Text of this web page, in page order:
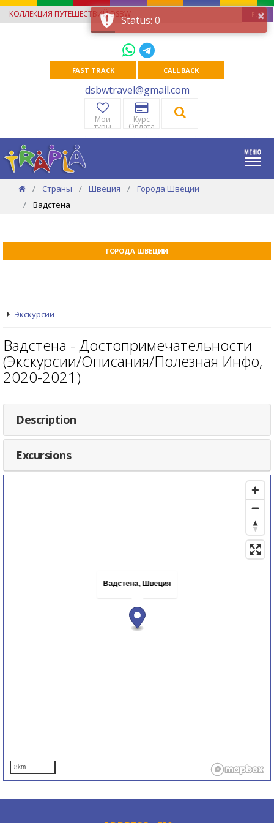
КОЛЛЕКЦИЯ ПУТЕШЕСТВИЙ DSBW EUR
FAST TRACK CALL BACK
dsbwtravel@gmail.com
Мои
туры
Курс
Оплата
Страны Швеция
Города Швеции
Вадстена
ГОРОДА ШВЕЦИИ
Экскурсии
Вадстена - Достопримечательности
(Экскурсии/Описания/Полезная Инфо,
2020-2021)
Description
Excursions
3km
Вадстена, Швеция
×
Status: 0